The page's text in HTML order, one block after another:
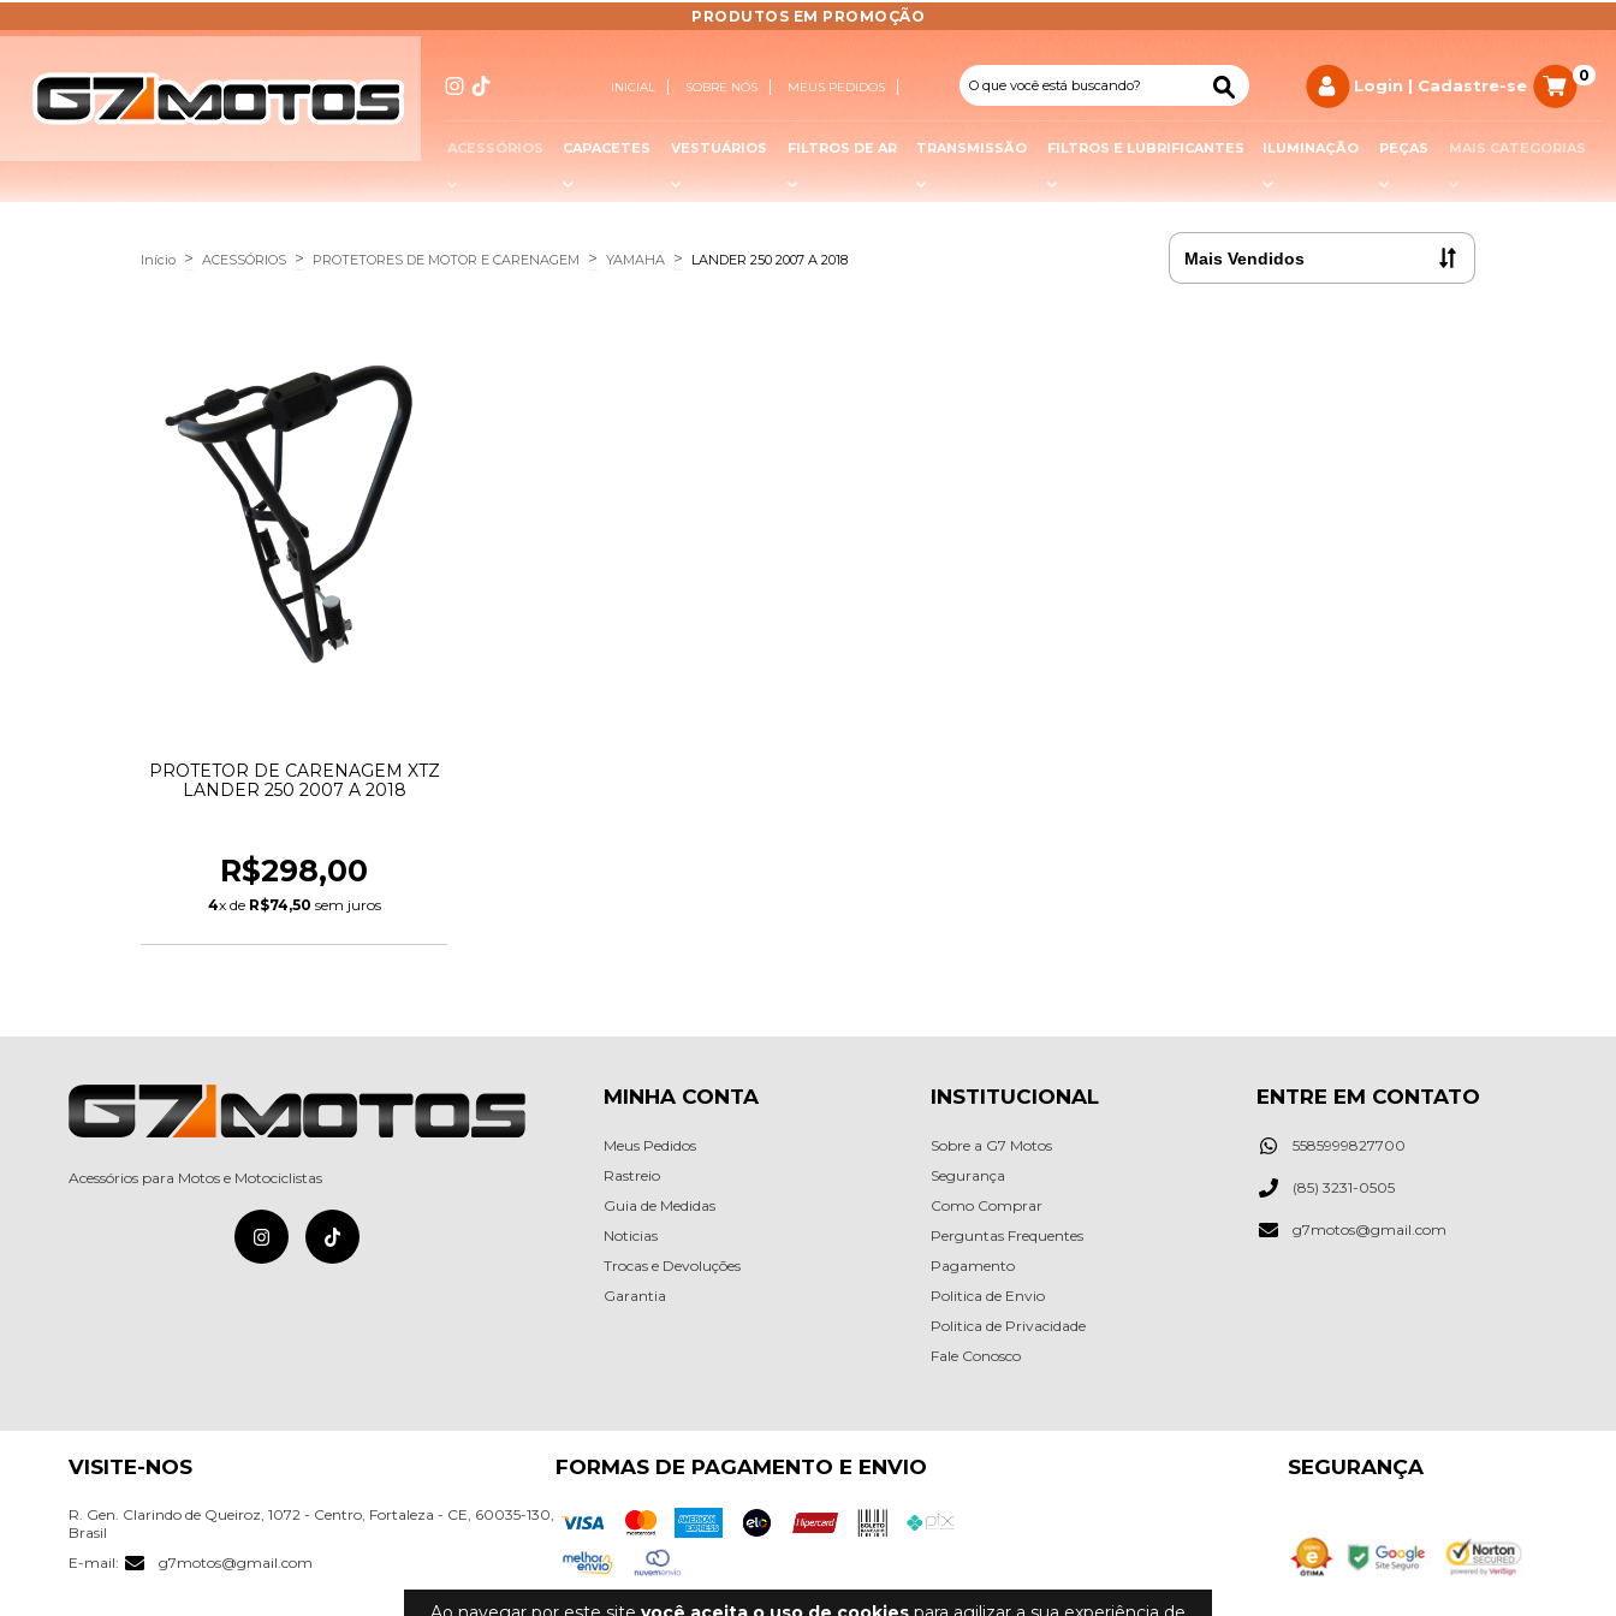
PRODUTOS EM PROMOÇÃO
INICIAL SOBRE NÓS MEUS PEDIDOS
0
ACESSÓRIOS CAPACETES VESTUÁRIOS FILTROS DE AR TRANSMISSÃO FILTROS E LUBRIFICANTES ILUMINAÇÃO PEÇAS MAIS CATEGORIAS
Início > ACESSÓRIOS > PROTETORES DE MOTOR E CARENAGEM > YAMAHA > LANDER 250 2007 A 2018
PROTETOR DE CARENAGEM XTZ
LANDER 250 2007 A 2018
R$298,00
4x de R$74,50 sem juros
Acessórios para Motos e Motociclistas
MINHA CONTA
Meus Pedidos
Rastreio
Guia de Medidas
Noticias
Trocas e Devoluções
Garantia
INSTITUCIONAL
Sobre a G7 Motos
Segurança
Como Comprar
Perguntas Frequentes
Pagamento
Politica de Envio
Politica de Privacidade
Fale Conosco
ENTRE EM CONTATO
5585999827700
(85) 3231-0505
g7motos@gmail.com
VISITE-NOS
R. Gen. Clarindo de Queiroz, 1072 - Centro, Fortaleza - CE, 60035-130,
Brasil
E-mail:
g7motos@gmail.com
FORMAS DE PAGAMENTO E ENVIO SEGURANÇA